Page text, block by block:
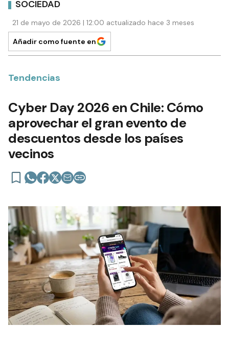
SOCIEDAD
21 de mayo de 2026 | 12:00 actualizado hace 3 meses
Añadir como fuente en
Tendencias
Cyber Day 2026 en Chile: Cómo
aprovechar el gran evento de
descuentos desde los países
vecinos